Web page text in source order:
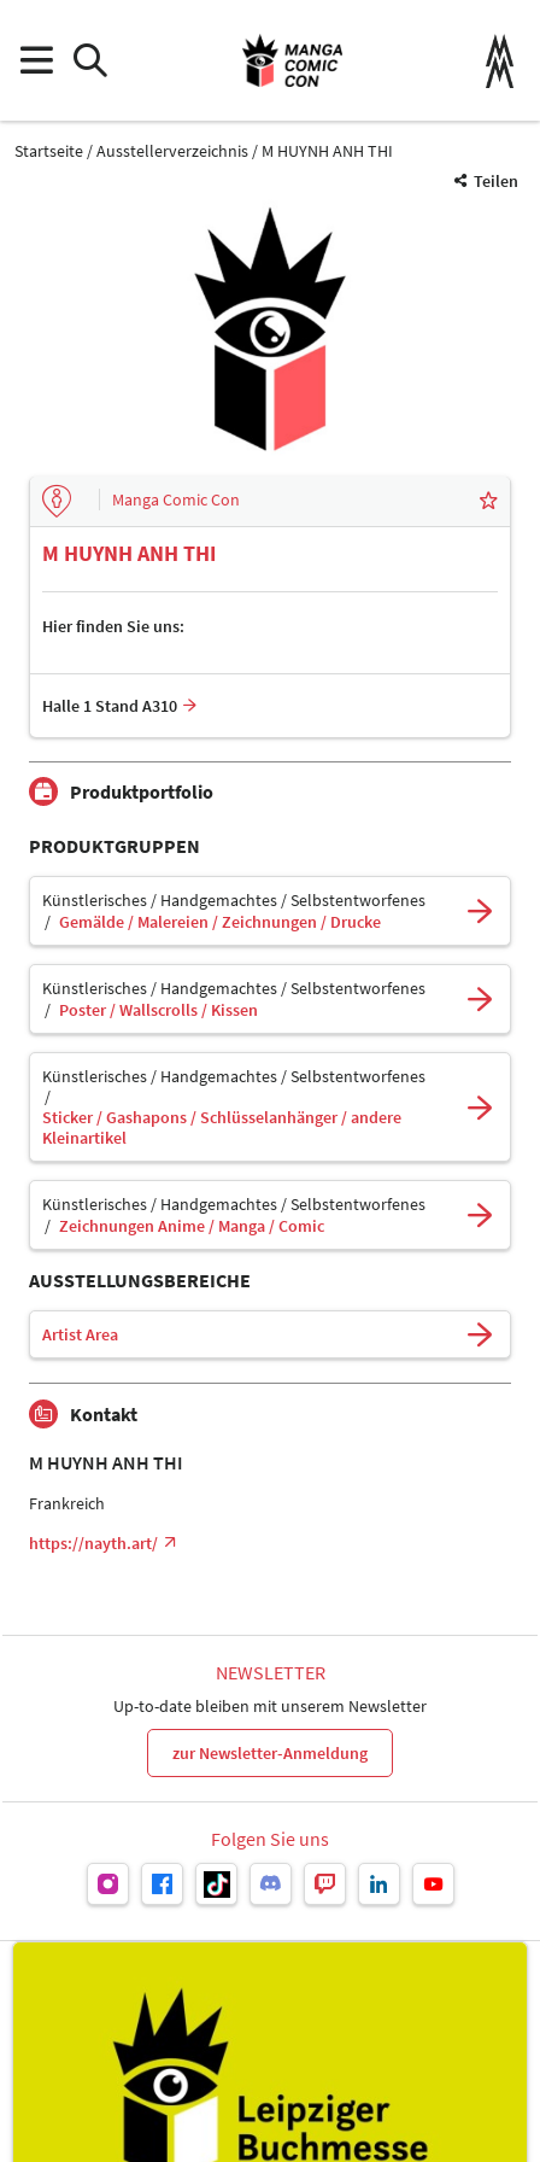
Startseite Ausstellerverzeichnis
M HUYNH ANH THI
Teilen
Manga Comic Con
M HUYNH ANH THI
Hier finden Sie uns:
Halle 1 Stand A310
Produktportfolio
PRODUKTGRUPPEN
Künstlerisches / Handgemachtes / Selbstentworfenes
Gemälde / Malereien / Zeichnungen / Drucke
Künstlerisches / Handgemachtes / Selbstentworfenes
Poster / Wallscrolls / Kissen
Künstlerisches / Handgemachtes / Selbstentworfenes
Sticker / Gashapons / Schlüsselanhänger / andere
Kleinartikel
Künstlerisches / Handgemachtes / Selbstentworfenes
Zeichnungen Anime / Manga / Comic
AUSSTELLUNGSBEREICHE
Artist Area
Kontakt
M HUYNH ANH THI
Frankreich
https://nayth.art/
NEWSLETTER
Up-to-date bleiben mit unserem Newsletter
zur Newsletter-Anmeldung
Folgen Sie uns